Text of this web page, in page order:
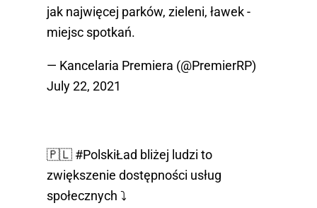
jak najwięcej parków, zieleni, ławek -
miejsc spotkań.
— Kancelaria Premiera (@PremierRP)
July 22, 2021
🇵🇱 #PolskiŁad bliżej ludzi to
zwiększenie dostępności usług
społecznych ⤵️